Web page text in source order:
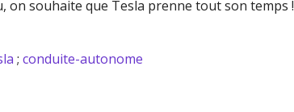
on souhaite que Tesla prenne tout son temps !
;conduite-autonome